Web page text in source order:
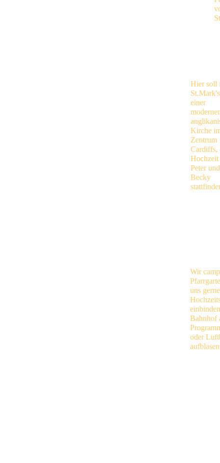
Hier soll
einer
Kirche
Zentrum
Cardiffs,
Hochzeit
Peter und
Becky
Wir
uns
Bahnhof
oder